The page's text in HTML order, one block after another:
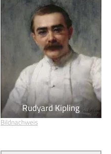
Rudyard Kipling
Bildnachweis